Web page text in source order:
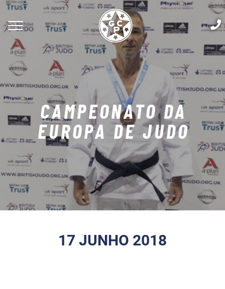
CAMPEONATO DA
EUROPA DE JUDO
17 JUNHO 2018